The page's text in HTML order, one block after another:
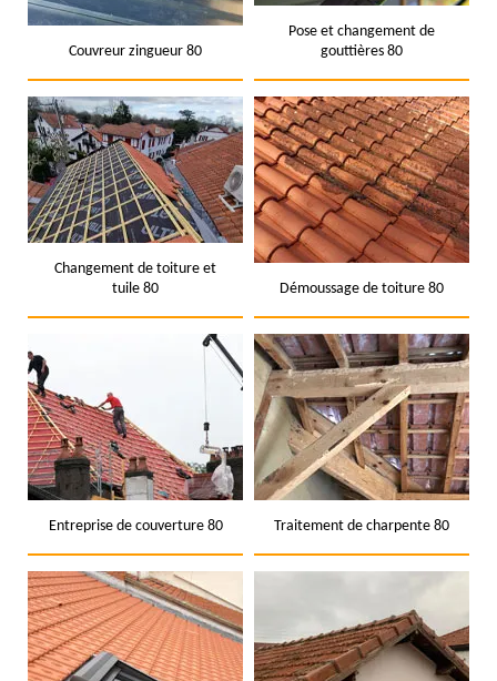
Couvreur zingueur 80
Pose et changement de
gouttières 80
Changement de toiture et
tuile 80
Démoussage de toiture 80
Entreprise de couverture 80 Traitement de charpente 80